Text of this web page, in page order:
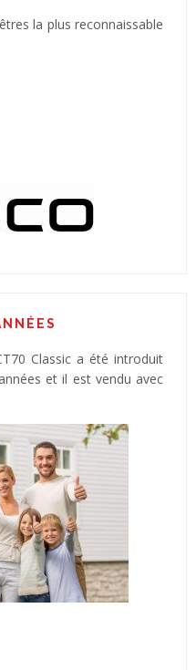
la plus reconnaissable
Classic a été introduit
et il est vendu avec